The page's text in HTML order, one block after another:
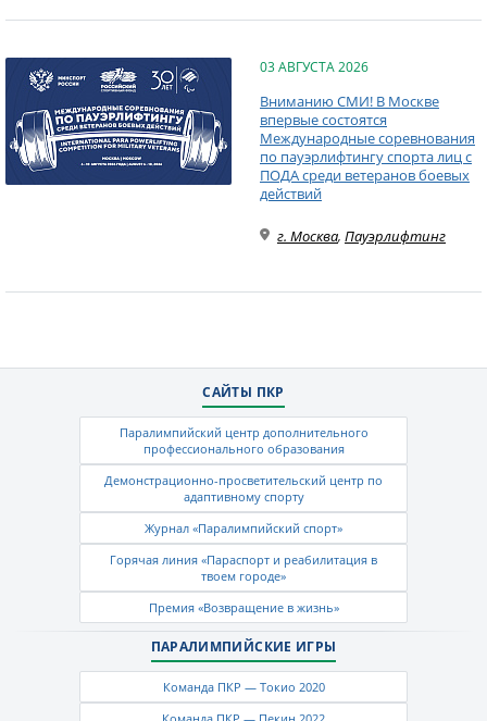
03 АВГУСТА 2026
Вниманию СМИ! В Москве
впервые состоятся
Международные соревнования
по пауэрлифтингу спорта лиц с
ПОДА среди ветеранов боевых
действий
г. Москва, Пауэрлифтинг
САЙТЫ ПКР
Паралимпийский центр дополнительного
профессионального образования
Демонстрационно-просветительский центр по
адаптивному спорту
Журнал «Паралимпийский спорт»
Горячая линия «Параспорт и реабилитация в
твоем городе»
Премия «Возвращение в жизнь»
ПАРАЛИМПИЙСКИЕ ИГРЫ
Команда ПКР — Токио 2020